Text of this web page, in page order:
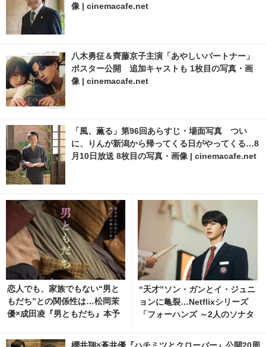
像 | cinemacafe.net
八木勇征＆齊藤京子主演「あやしいパートナー」
ポスター公開 追加キャストも 1枚目の写真・画
像 | cinemacafe.net
「風、薫る」第96回あらすじ・場面写真 つい
に、りんが新潟から帰ってくる日がやってくる…8
月10日放送 8枚目の写真・画像 | cinemacafe.net
恋人でも、家族でもない“男と
もだち”との関係性は…松岡茉
優×成田凌『男ともだち』本予
“天才”ソン・ガンとイ・ジュニ
ョンに亀裂…Netflixシリーズ
「フォーハンズ ～2人のソナタ
櫻井翔×蒼井優『ハチミツとクローバー』公開20周